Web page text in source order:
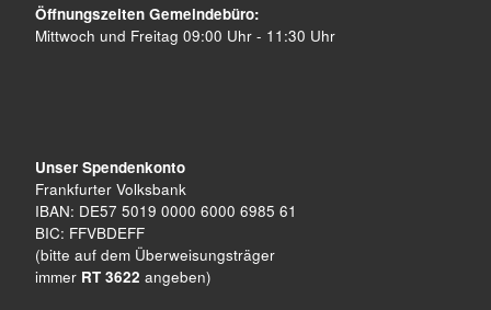
Öffnungszeiten Gemeindebüro:
Mittwoch und Freitag 09:00 Uhr - 11:30 Uhr
Unser Spendenkonto
Frankfurter Volksbank
IBAN: DE57 5019 0000 6000 6985 61
BIC: FFVBDEFF
(bitte auf dem Überweisungsträger
immer RT 3622 angeben)